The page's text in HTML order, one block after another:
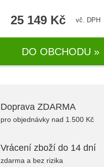
25 149 Kč vč. DPH
DO OBCHODU »
Doprava ZDARMA
pro objednávky nad 1.500 Kč
Vrácení zboží do 14 dní
zdarma a bez rizika